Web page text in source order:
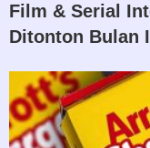
Film & Serial
Ditonton Bulan